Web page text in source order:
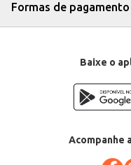
Formas de pagamento
Baixe o
Acompanhe